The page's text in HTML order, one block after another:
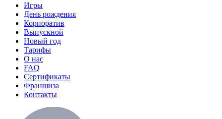
Игры
День рождения
Корпоратив
Выпускной
Новый год
Тарифы
О нас
FAQ
Сертификаты
Франшиза
Контакты